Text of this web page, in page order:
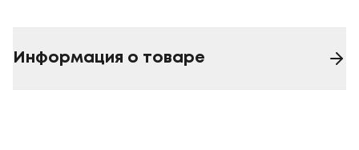
Информация о товаре